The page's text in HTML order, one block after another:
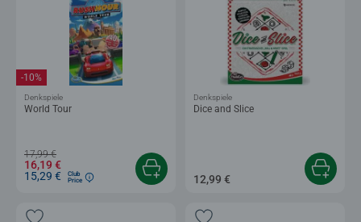
World Tour
-10%
Denkspiele
17,99 €
16,19 €
15,29 €
Club
Price
Dice and Slice
Denkspiele
12,99 €